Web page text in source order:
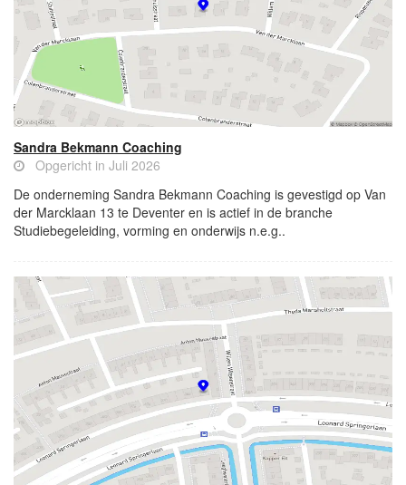
Sandra Bekmann Coaching
Opgericht in Juli 2026
De onderneming Sandra Bekmann Coaching is gevestigd op Van
der Marcklaan 13 te Deventer en is actief in de branche
Studiebegeleiding, vorming en onderwijs n.e.g..